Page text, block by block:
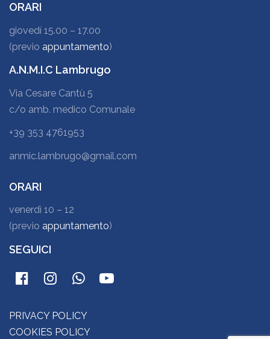
ORARI
giovedí 15.00 – 17.00
(previo appuntamento)
A.N.M.I.C Lambrugo
Via Cesare Cantù 5
c/o amb. medico Comunale
+39 353 4761953
anmic.lambrugo@gmail.com
ORARI
venerdì 10 – 12
(previo appuntamento)
SEGUICI
PRIVACY POLICY
COOKIES POLICY